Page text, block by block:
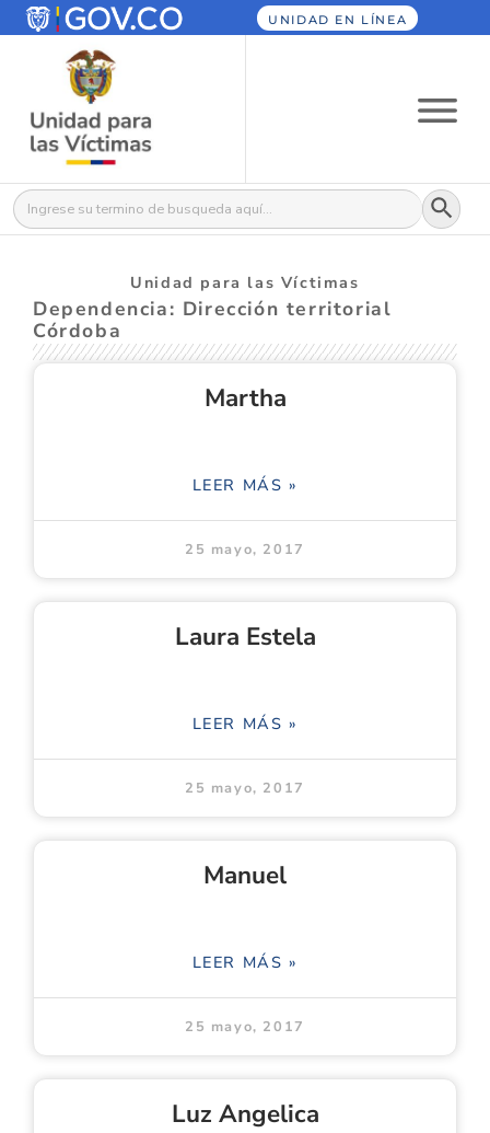
UNIDAD EN LÍNEA
Buscar: Botón
Unidad para las Víctimas
Dependencia: Dirección territorial
Córdoba
Martha
LEER MÁS »
25 mayo, 2017
Laura Estela
LEER MÁS »
25 mayo, 2017
Manuel
LEER MÁS »
25 mayo, 2017
Luz Angelica